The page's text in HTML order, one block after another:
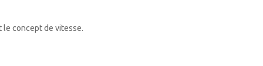
le concept de vitesse.